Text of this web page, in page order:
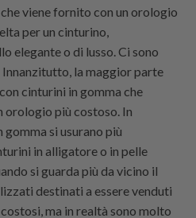
viene fornito con un orologio
per un cinturino,
elegante o di lusso. Ci sono
la maggior parte
cinturini in gomma che
orologio più costoso. In
si usurano più
in alligatore o in pelle
si guarda più da vicino il
destinati a essere venduti
ma in realtà sono molto